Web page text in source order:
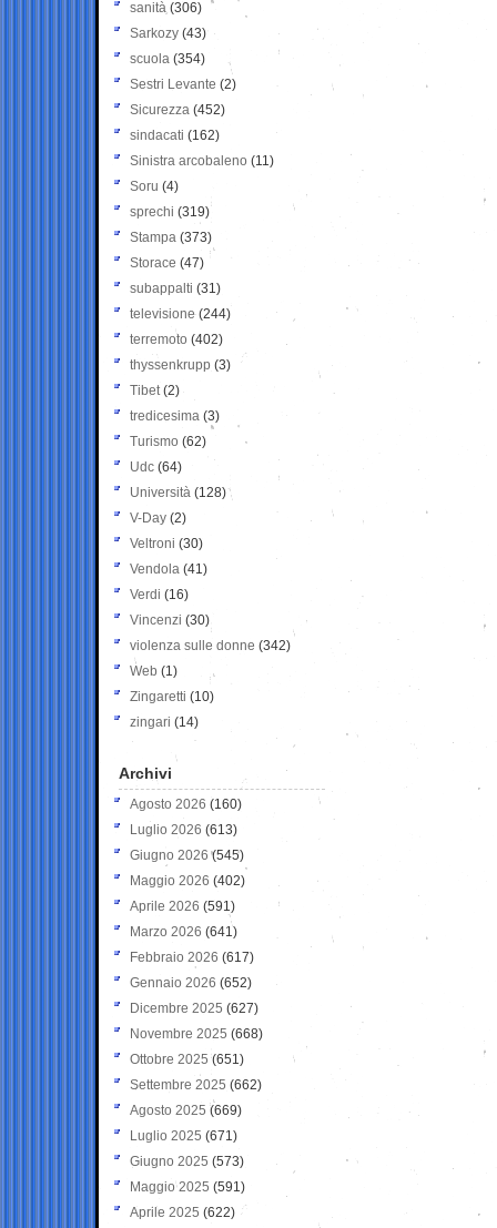
sanità (306)
Sarkozy (43)
scuola (354)
Sestri Levante (2)
Sicurezza (452)
sindacati (162)
Sinistra arcobaleno (11)
Soru (4)
sprechi (319)
Stampa (373)
Storace (47)
subappalti (31)
televisione(244)
terremoto (402)
thyssenkrupp (3)
Tibet(2)
tredicesima (3)
Turismo (62)
Udc (64)
Università (128)
V-Day (2)
Veltroni (30)
Vendola (41)
Verdi (16)
Vincenzi (30)
violenza sulle donne (342)
Web (1)
Zingaretti (10)
zingari (14)
Archivi
Agosto 2026 (160)
Luglio 2026 (613)
Giugno 2026 (545)
Maggio 2026 (402)
Aprile 2026 (591)
Marzo 2026 (641)
Febbraio 2026 (617)
Gennaio 2026 (652)
Dicembre 2025 (627)
Novembre 2025 (668)
Ottobre 2025 (651)
Settembre 2025 (662)
Agosto 2025 (669)
Luglio 2025 (671)
Giugno 2025 (573)
Maggio 2025 (591)
Aprile 2025 (622)